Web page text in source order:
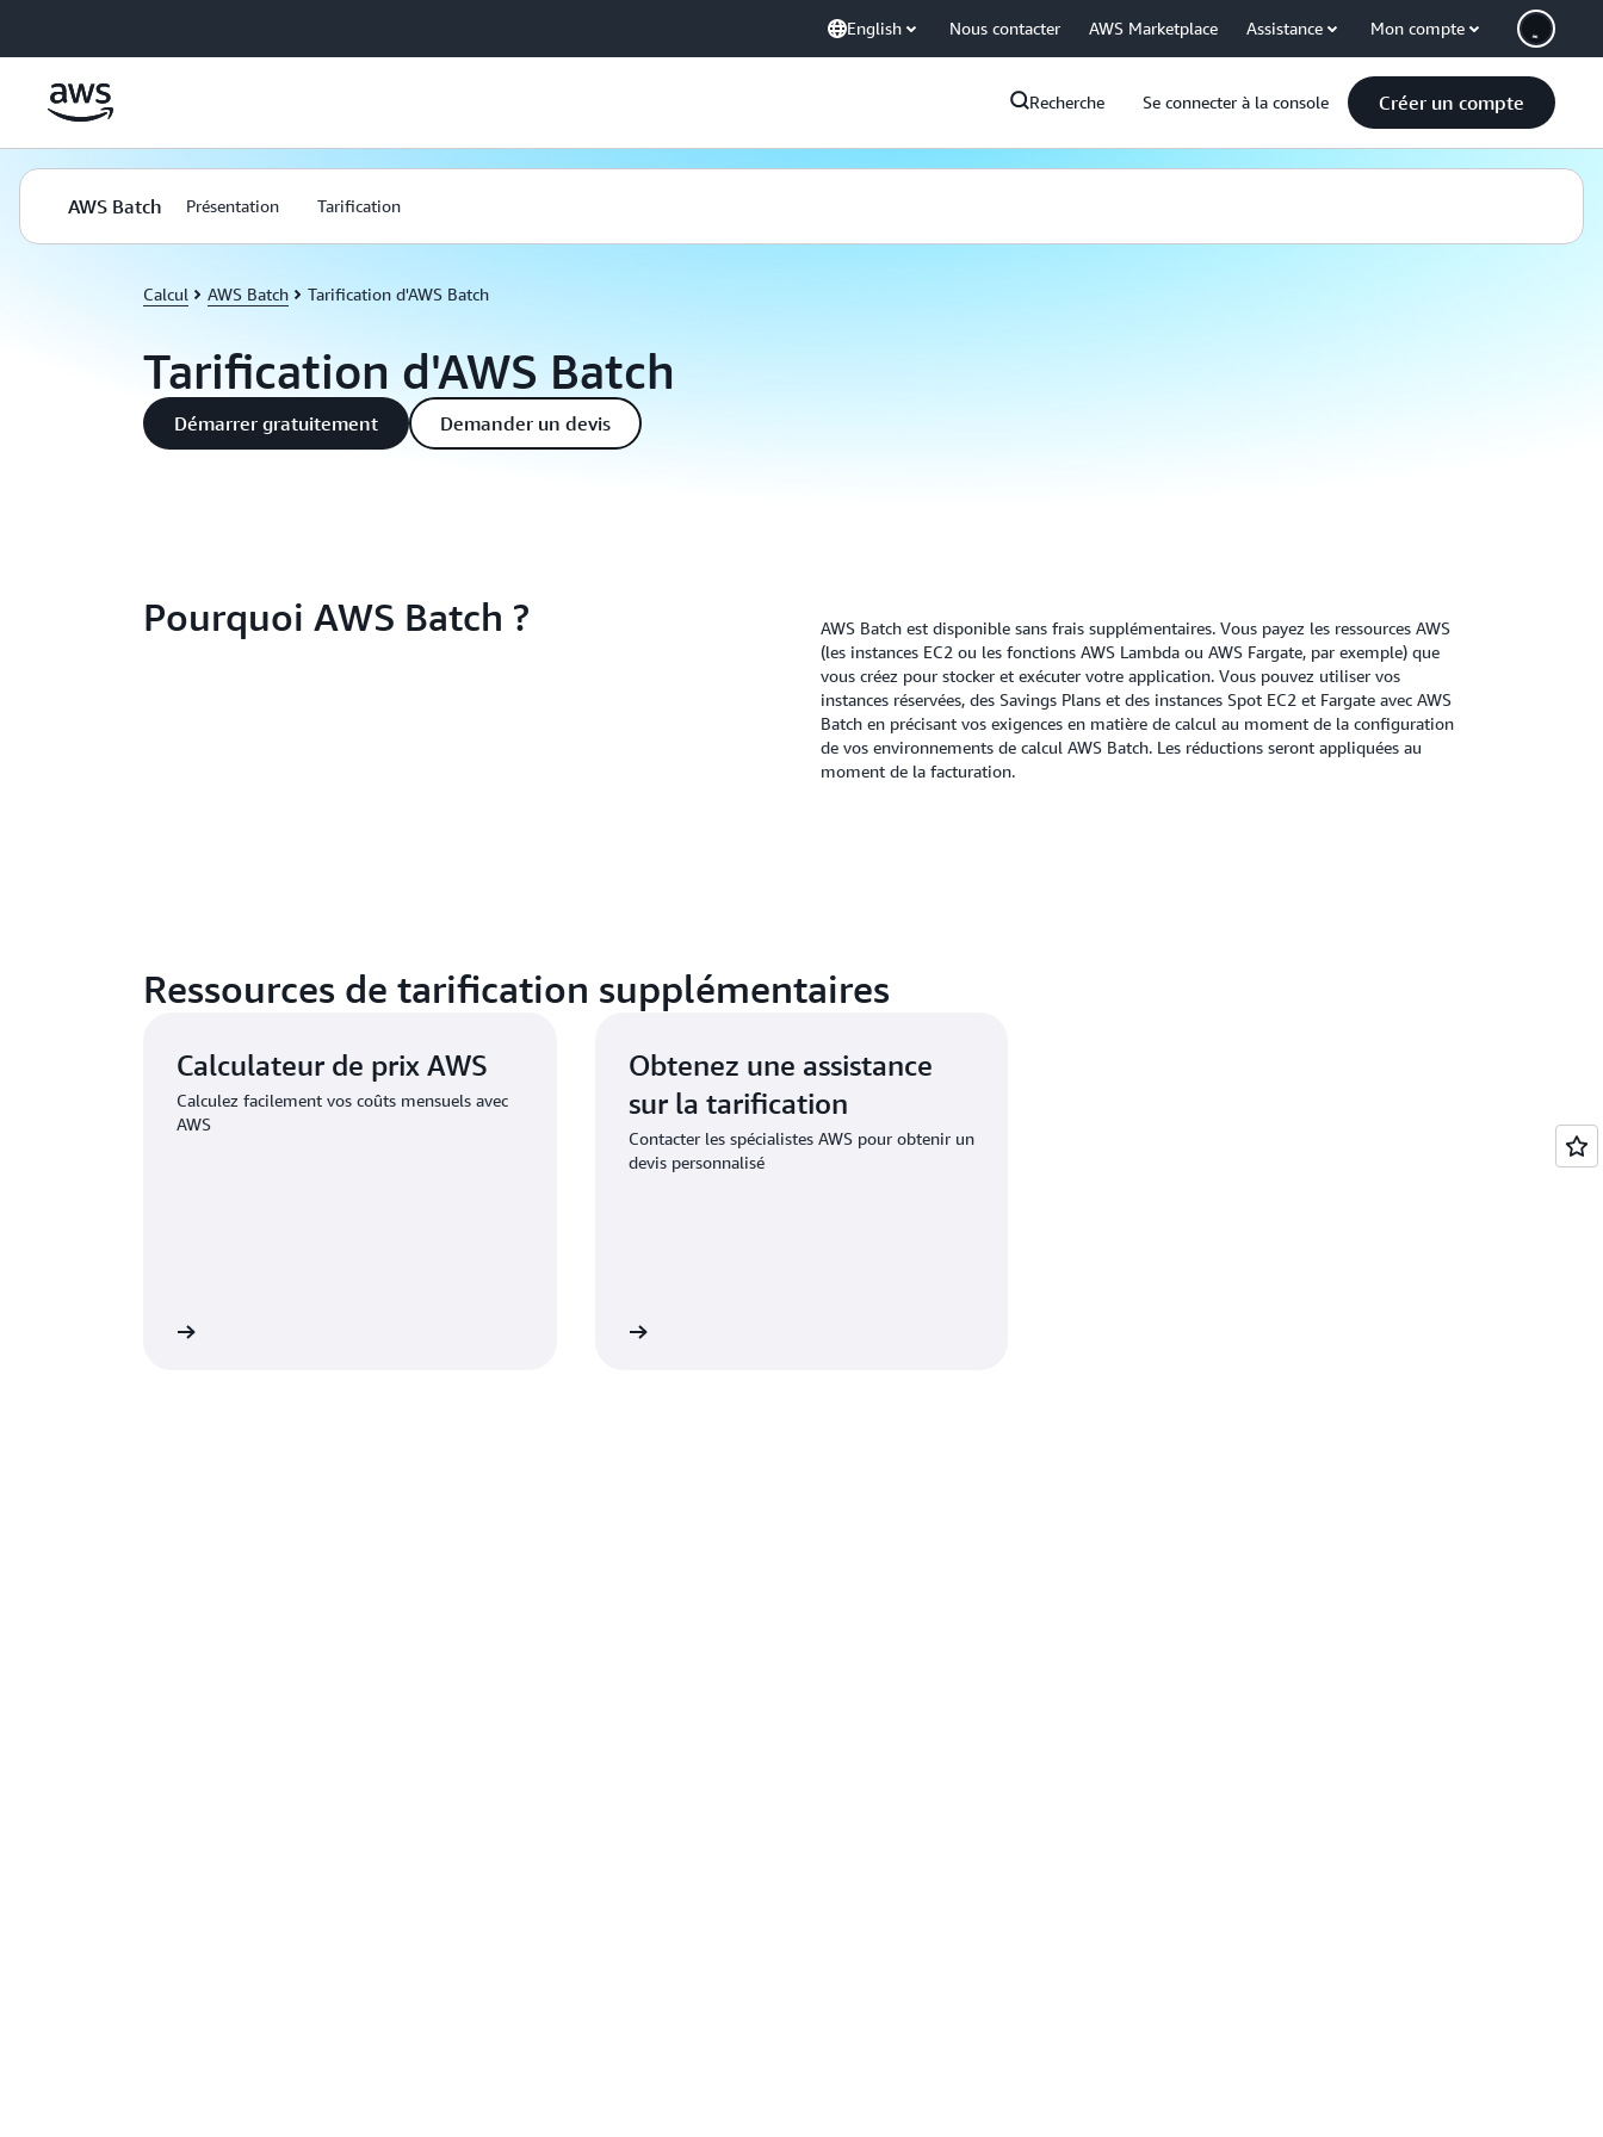
English Nous contacter AWS Marketplace Assistance Mon compte
Recherche Se connecter à la console Créer un compte
AWS Batch Présentation Tarification
Calcul AWS Batch Tarification d'AWS Batch
Tarification d'AWS Batch
Démarrer gratuitement Demander un devis
Pourquoi AWS Batch ?
AWS Batch est disponible sans frais supplémentaires. Vous payez les ressources AWS
(les instances EC2 ou les fonctions AWS Lambda ou AWS Fargate, par exemple) que
vous créez pour stocker et exécuter votre application. Vous pouvez utiliser vos
instances réservées, des Savings Plans et des instances Spot EC2 et Fargate avec AWS
Batch en précisant vos exigences en matière de calcul au moment de la configuration
de vos environnements de calcul AWS Batch. Les réductions seront appliquées au
moment de la facturation.
Ressources de tarification supplémentaires
Calculateur de prix AWS
Calculez facilement vos coûts mensuels avec
AWS
Obtenez une assistance
sur la tarification
Contacter les spécialistes AWS pour obtenir un
devis personnalisé